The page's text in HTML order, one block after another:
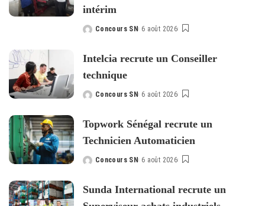
intérim
Posted
Concours SN 6 août 2026
Intelcia recrute un Conseiller
technique
Posted
Concours SN 6 août 2026
Topwork Sénégal recrute un
Technicien Automaticien
Posted
Concours SN 6 août 2026
Sunda International recrute un